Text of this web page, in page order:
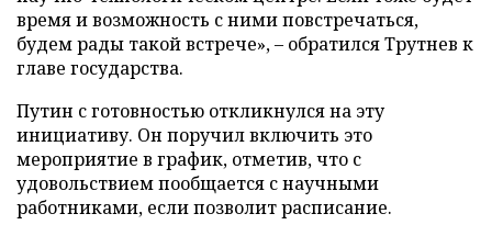
время и возможность с ними повстречаться,
будем рады такой встрече», – обратился Трутнев к
главе государства.
Путин с готовностью откликнулся на эту
инициативу. Он поручил включить это
мероприятие в график, отметив, что с
удовольствием пообщается с научными
работниками, если позволит расписание.